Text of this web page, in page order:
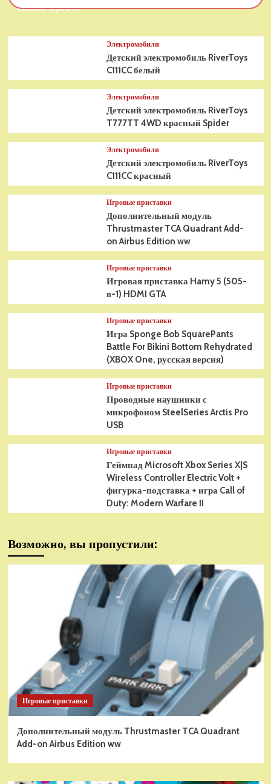
(ZV-
синий Spider
Электромобили
Детский электромобиль RiverToys
C111CC белый
Электромобили
Детский электромобиль RiverToys
T777TT 4WD красный Spider
Электромобили
Детский электромобиль RiverToys
C111CC красный
Игровые приставки
Дополнительный модуль
Thrustmaster TCA Quadrant Add-
on Airbus Edition ww
Игровые приставки
Игровая приставка Hamy 5 (505-
в-1) HDMI GTA
Игровые приставки
Игра Sponge Bob SquarePants
Battle For Bikini Bottom Rehydrated
(XBOX One, русская версия)
Игровые приставки
Проводные наушники с
микрофоном SteelSeries Arctis Pro
USB
Игровые приставки
Геймпад Microsoft Xbox Series X|S
Wireless Controller Electric Volt +
фигурка-подставка + игра Call of
Duty: Modern Warfare II
Возможно, вы пропустили:
Игровые приставки
Дополнительный модуль Thrustmaster TCA Quadrant
Add-on Airbus Edition ww